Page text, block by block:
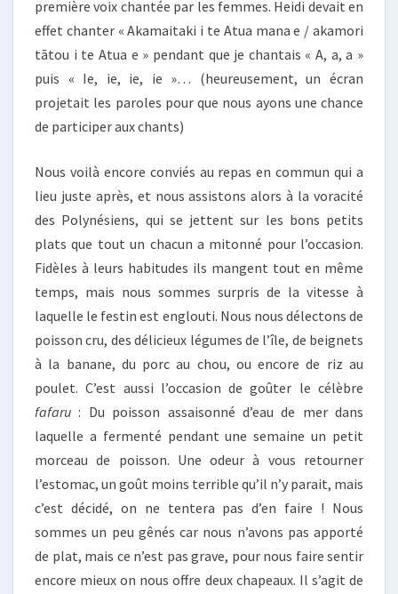
première voix chantée par les femmes. Heidi devait en
effet chanter « Akamaitaki i te Atua mana e / akamori
tātou i te Atua e » pendant que je chantais « A, a, a »
puis « Ie, ie, ie, ie »… (heureusement, un écran
projetait les paroles pour que nous ayons une chance
de participer aux chants)
Nous voilà encore conviés au repas en commun qui a
lieu juste après, et nous assistons alors à la voracité
des Polynésiens, qui se jettent sur les bons petits
plats que tout un chacun a mitonné pour l’occasion.
Fidèles à leurs habitudes ils mangent tout en même
temps, mais nous sommes surpris de la vitesse à
laquelle le festin est englouti. Nous nous délectons de
poisson cru, des délicieux légumes de l’île, de beignets
à la banane, du porc au chou, ou encore de riz au
poulet. C’est aussi l’occasion de goûter le célèbre
fafaru : Du poisson assaisonné d’eau de mer dans
laquelle a fermenté pendant une semaine un petit
morceau de poisson. Une odeur à vous retourner
l’estomac, un goût moins terrible qu’il n’y parait, mais
c’est décidé, on ne tentera pas d’en faire ! Nous
sommes un peu gênés car nous n’avons pas apporté
de plat, mais ce n’est pas grave, pour nous faire sentir
encore mieux on nous offre deux chapeaux. Il s’agit de